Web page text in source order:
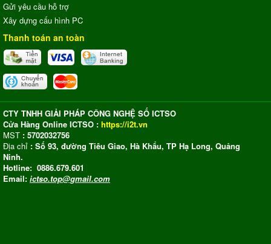
Gửi yêu cầu hỗ trợ
Xây dựng cấu hình PC
Thanh toán an toàn
CTY TNHH GIẢI PHÁP CÔNG NGHỆ SỐ ICTSO
Cửa Hàng Online ICTSO : https://i2t.vn
MST : 5702032756
Địa chỉ : Số 93, đường Tiêu Giao, Hà Khẩu, TP Hạ Long, Quảng
Ninh.
Hotline: 0886.679.601
Email: ictso.top@gmail.com